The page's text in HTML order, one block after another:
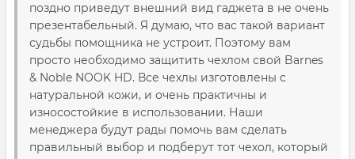
поздно приведут внешний вид гаджета в не очень
презентабельный. Я думаю, что вас такой вариант
судьбы помощника не устроит. Поэтому вам
просто необходимо защитить чехлом свой Barnes
& Noble NOOK HD. Все чехлы изготовлены с
натуральной кожи, и очень практичны и
износостойкие в использовании. Наши
менеджера будут рады помочь вам сделать
правильный выбор и подберут тот чехол, который